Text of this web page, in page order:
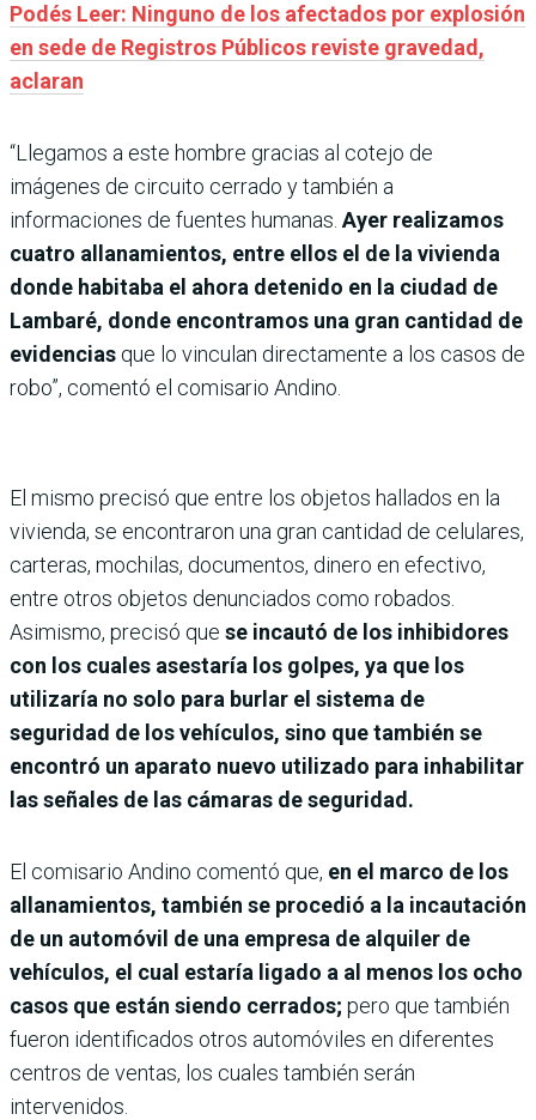
Podés Leer: Ninguno de los afectados por explosión
en sede de Registros Públicos reviste gravedad,
aclaran
“Llegamos a este hombre gracias al cotejo de
imágenes de circuito cerrado y también a
informaciones de fuentes humanas. Ayer realizamos
cuatro allanamientos, entre ellos el de la vivienda
donde habitaba el ahora detenido en la ciudad de
Lambaré, donde encontramos una gran cantidad de
evidencias que lo vinculan directamente a los casos de
robo”, comentó el comisario Andino.
El mismo precisó que entre los objetos hallados en la
vivienda, se encontraron una gran cantidad de celulares,
carteras, mochilas, documentos, dinero en efectivo,
entre otros objetos denunciados como robados.
Asimismo, precisó que se incautó de los inhibidores
con los cuales asestaría los golpes, ya que los
utilizaría no solo para burlar el sistema de
seguridad de los vehículos, sino que también se
encontró un aparato nuevo utilizado para inhabilitar
las señales de las cámaras de seguridad.
El comisario Andino comentó que, en el marco de los
allanamientos, también se procedió a la incautación
de un automóvil de una empresa de alquiler de
vehículos, el cual estaría ligado a al menos los ocho
casos que están siendo cerrados; pero que también
fueron identificados otros automóviles en diferentes
centros de ventas, los cuales también serán
intervenidos.